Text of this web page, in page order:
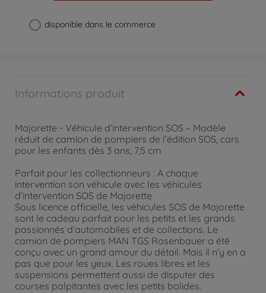
disponible dans le commerce
Informations produit
Majorette - Véhicule d’intervention SOS – Modèle
réduit de camion de pompiers de l’édition SOS, cars
pour les enfants dès 3 ans, 7,5 cm
Parfait pour les collectionneurs : A chaque
intervention son véhicule avec les véhicules
d’intervention SOS de Majorette
Sous licence officielle, les véhicules SOS de Majorette
sont le cadeau parfait pour les petits et les grands
passionnés d’automobiles et de collections. Le
camion de pompiers MAN TGS Rosenbauer a été
conçu avec un grand amour du détail. Mais il n’y en a
pas que pour les yeux. Les roues libres et les
suspensions permettent aussi de disputer des
courses palpitantes avec les petits bolides.